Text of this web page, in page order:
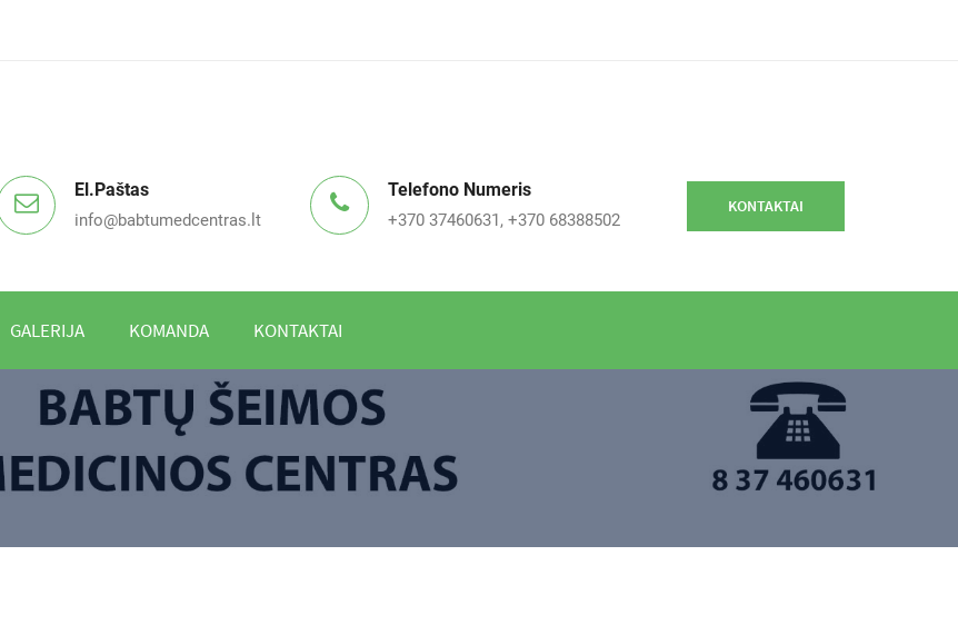
El.paštas
info@babtumedcentras.lt
Telefono Numeris
+370 37460631, +370 68388502
KONTAKTAI
GALERIJA KOMANDA KONTAKTAI